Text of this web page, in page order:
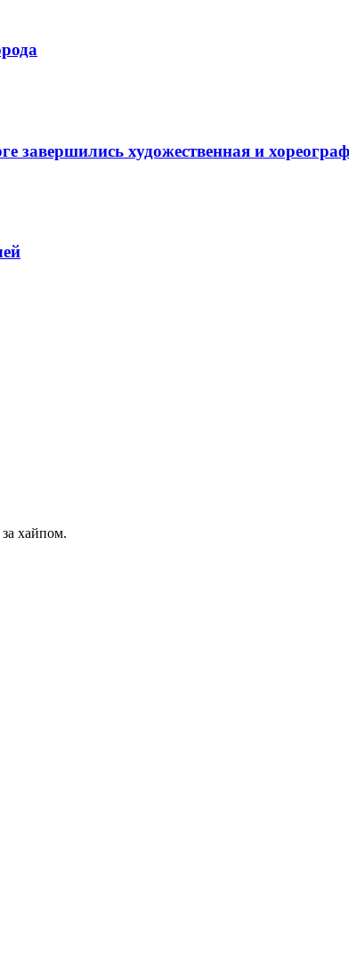
завершились художественная и
хайпом.